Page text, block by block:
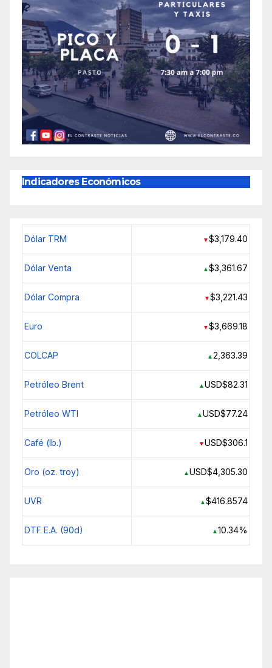
Indicadores Económicos
Dólar TRM ▼$3,179.40
Dólar Venta ▲$3,361.67
Dólar Compra ▼$3,221.43
Euro ▼$3,669.18
COLCAP ▲2,363.39
Petróleo Brent ▲USD$82.31
Petróleo WTI ▲USD$77.24
Café (lb.) ▼USD$306.1
Oro (oz. troy) ▲USD$4,305.30
UVR ▲$416.8574
DTF E.A. (90d) ▲10.34%